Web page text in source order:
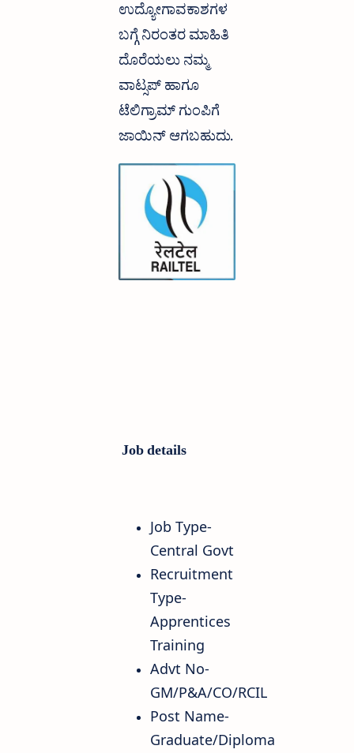
ಉದ್ಯೋಗಾವಕಾಶಗಳ
ಬಗ್ಗೆ ನಿರಂತರ ಮಾಹಿತಿ
ದೊರೆಯಲು ನಮ್ಮ
ವಾಟ್ಸಪ್ ಹಾಗೂ
ಟೆಲಿಗ್ರಾಮ್ ಗುಂಪಿಗೆ
ಜಾಯಿನ್ ಆಗಬಹುದು.
Job details
Job Type-
Central Govt
Recruitment
Type-
Apprentices
Training
Advt No-
GM/P&A/CO/RCIL
Post Name-
Graduate/Diploma